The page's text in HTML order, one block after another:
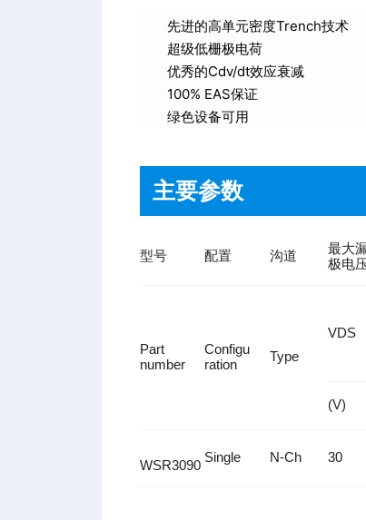
先进的高单元密度Trench技术
超级低栅极电荷
优秀的Cdv/dt效应衰减
100% EAS保证
绿色设备可用
主要参数
型号 配置 沟道
最大
极电
Part
number
Configu
ration
Type
VDS
(V)
WSR3090
Single N-Ch 30